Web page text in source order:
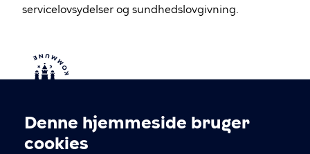
Cookieindstillinger
Denne hjemmeside bruger
cookies
servicelovsydelser og sundhedslovgivning.